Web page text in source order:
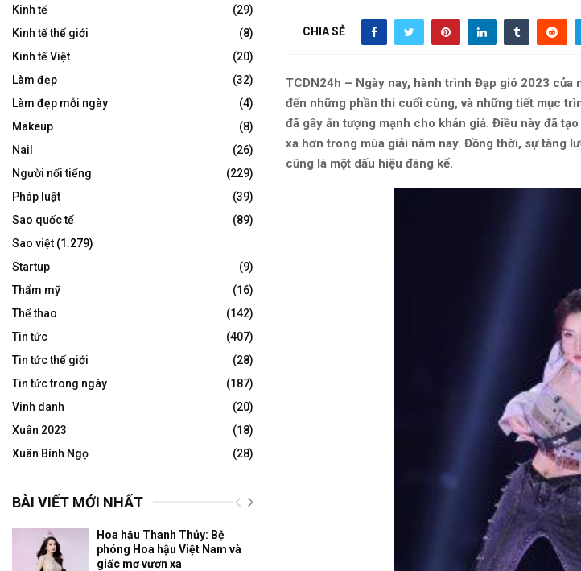
CHIA SẺ
TCDN24h – Ngày nay, hành trình Đạp gió 2023 của
đến những phần thi cuối cùng, và những tiết mục
đã gây ấn tượng mạnh cho khán giả. Điều này đã
xa hơn trong mùa giải năm nay. Đồng thời, sự tăng
cũng là một dấu hiệu đáng kể.
Kinh tế
(29)
Kinh tế thế giới
(8)
Kinh tế Việt
(20)
Làm đẹp
(32)
Làm đẹp mỗi ngày
(4)
Makeup
(8)
Nail
(26)
Người nổi tiếng
(229)
Pháp luật
(39)
Sao quốc tế
(89)
Sao việt (1.279)
Startup
(9)
Thẩm mỹ
(16)
Thể thao
(142)
Tin tức
(407)
Tin tức thế giới
(28)
Tin tức trong ngày
(187)
Vinh danh
(20)
Xuân 2023
(18)
Xuân Bính Ngọ
(28)
BÀI VIẾT MỚI NHẤT
Hoa hậu Thanh Thủy: Bệ
phóng Hoa hậu Việt Nam và
giấc mơ vươn xa